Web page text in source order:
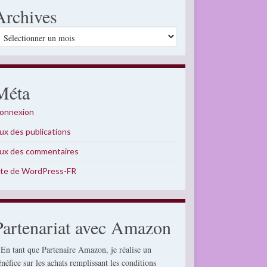
des publications
des commentaires
de WordPress-FR
avec Amazon
tant que Partenaire Amazon, je réalise un
sur les achats remplissant les conditions